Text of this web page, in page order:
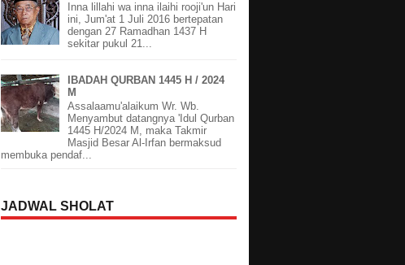
Inna lillahi wa inna ilaihi rooji'un Hari
ini, Jum'at 1 Juli 2016 bertepatan
dengan 27 Ramadhan 1437 H
sekitar pukul 21...
IBADAH QURBAN 1445 H / 2024
M
Assalaamu'alaikum Wr. Wb.
Menyambut datangnya 'Idul Qurban
1445 H/2024 M, maka Takmir
Masjid Besar Al-Irfan bermaksud
membuka pendaf...
JADWAL SHOLAT